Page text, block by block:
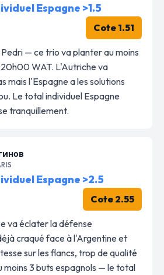
Espagne >1.5
Cote 1.51
— ce trio va planter au moins
WAT. L'Autriche va
mais l'Espagne a les solutions
Le total individuel Espagne
tranquillement.
Espagne >2.5
Cote 2.55
va éclater la défense
craqué face à l'Argentine et
sur les flancs, trop de qualité
moins 3 buts espagnols — le total